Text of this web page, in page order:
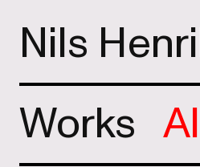
Nils
Works